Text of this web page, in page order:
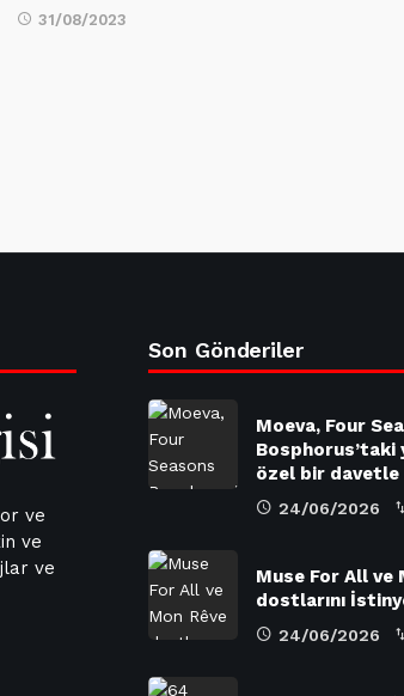
31/08/2023
ve
ve
ve
Son Gönderiler
Moeva, Four
Bosphorus’taki
özel bir davetle
24/06/2026
Muse For All ve
dostlarını
24/06/2026